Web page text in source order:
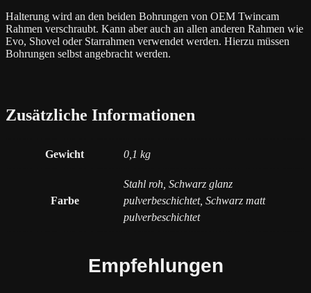
Halterung wird an den beiden Bohrungen von OEM Twincam
Rahmen verschraubt. Kann aber auch an allen anderen Rahmen wie
Evo, Shovel oder Starrahmen verwendet werden. Hierzu müssen
Bohrungen selbst angebracht werden.
Zusätzliche Informationen
Gewicht 0,1 kg
Farbe
Stahl roh, Schwarz glanz
pulverbeschichtet, Schwarz matt
pulverbeschichtet
Empfehlungen